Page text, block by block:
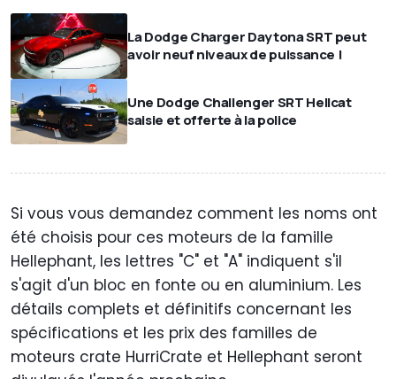
La Dodge Charger Daytona SRT peut
avoir neuf niveaux de puissance !
Une Dodge Challenger SRT Hellcat
saisie et offerte à la police
Si vous vous demandez comment les noms ont
été choisis pour ces moteurs de la famille
Hellephant, les lettres "C" et "A" indiquent s'il
s'agit d'un bloc en fonte ou en aluminium. Les
détails complets et définitifs concernant les
spécifications et les prix des familles de
moteurs crate HurriCrate et Hellephant seront